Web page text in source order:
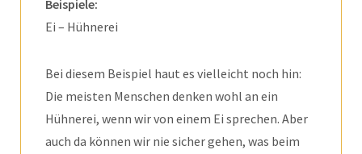
Beispiele:
Ei – Hühnerei
Bei diesem Beispiel haut es vielleicht noch hin:
Die meisten Menschen denken wohl an ein
Hühnerei, wenn wir von einem Ei sprechen. Aber
auch da können wir nie sicher gehen, was beim